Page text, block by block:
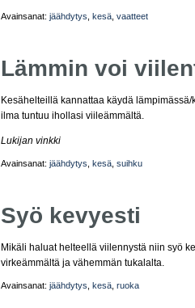
Avainsanat: jäähdytys kesä vaatteet
Lämmin voi
Kesähelteillä kannattaa käydä
ilma tuntuu ihollasi viileämmältä.
Lukijan vinkki
Avainsanat: jäähdytys kesä suihku
Syö kevyesti
Mikäli haluat helteellä viilennystä niin syö
virkeämmältä ja vähemmän tukalalta.
Avainsanat: jäähdytys kesä ruoka